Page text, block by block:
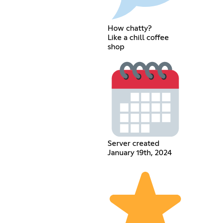
How chatty?
Like a chill coffee
shop
Server created
January 19th, 2024